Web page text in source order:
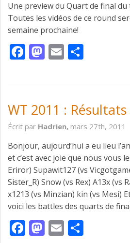
Une preview du Quart de final
Toutes les vidéos de ce round
semaine prochaine!
Facebook
Mastodon
Email
WT 2011 :
Écrit par Hadrien, mars 27th, 2011
Bonjour, aujourd’hui a eu lieu
et c’est avec joie que nous vous
Eriror) Supawit127 (vs
Sister_R) Snow (vs Rex) A13x (vs
x1213 (vs Minzian) kin (vs Mesi)
voici les battles des quarts de
Facebook
Mastodon
Email